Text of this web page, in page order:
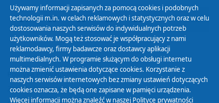
24 25 26 27 28 01 02
Polityka Prywatności
Zasady korzystania z Serwisu
Używamy informacji zapisanych za pomocą cookies i podobnych
technologii m.in. w celach reklamowych i statystycznych oraz w celu
dostosowania naszych serwisów do indywidualnych potrzeb
użytkowników. Mogą też stosować je współpracujący z nami
reklamodawcy, firmy badawcze oraz dostawcy aplikacji
multimedialnych. W programie służącym do obsługi internetu
można zmienić ustawienia dotyczące cookies. Korzystanie z
naszych serwisów internetowych bez zmiany ustawień dotyczących
cookies oznacza, że będą one zapisane w pamięci urządzenia.
Więcej informacji można znaleźć w naszej Polityce prywatności